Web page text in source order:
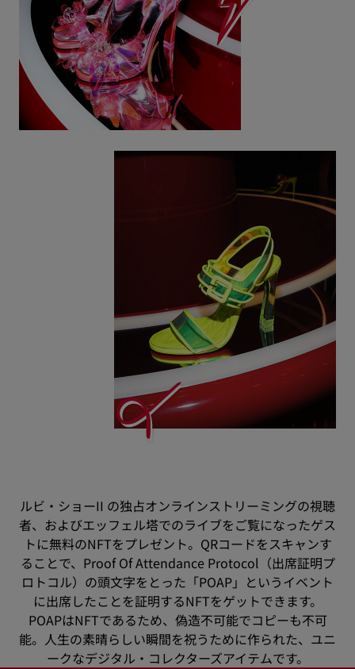
ルビ・ショーII の独占オンラインストリーミングの視聴
者、およびエッフェル塔でのライブをご覧になったゲス
トに無料のNFTをプレゼント。QRコードをスキャンす
ることで、Proof Of Attendance Protocol（出席証明プ
ロトコル）の頭文字をとった「POAP」というイベント
に出席したことを証明するNFTをゲットできます。
POAPはNFTであるため、偽造不可能でコピーも不可
能。人生の素晴らしい瞬間を祝うために作られた、ユニ
ークなデジタル・コレクターズアイテムです。